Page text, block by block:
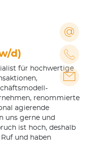
d)
für hochwertige
renommierte
agierende
uns gerne und
ist hoch, deshalb
und haben